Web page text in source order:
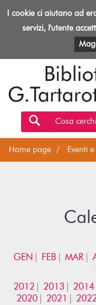
Biblioteca
Rovereto
EVENTI E
Cosa cerchi?
Home page Eventi
GEN FEB MAR
2012
2013 2014
2020
2021 2022
I cookie ci aiutano ad
servizi, l'utente